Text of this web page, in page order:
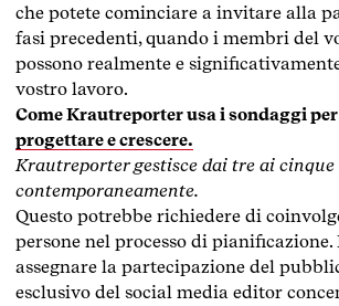
che potete cominciare a invitare alla
fasi precedenti, quando i membri del
possono realmente e
vostro lavoro.
Come Krautreporter usa i sondaggi
progettare e crescere.
Krautreporter gestisce dai tre ai cinque
contemporaneamente.
Questo potrebbe richiedere di
persone nel processo di pianificazione.
assegnare la partecipazione del
esclusivo del social media editor